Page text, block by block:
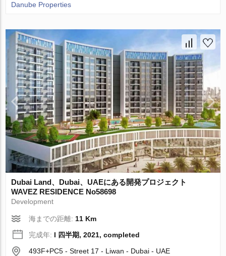
Danube Properties
Dubai Land、Dubai、UAEにある開発プロジェクト
WAVEZ RESIDENCE No58698
Development
海までの距離: 11 Km
完成年: I 四半期, 2021, completed
493F+PC5 - Street 17 - Liwan - Dubai - UAE